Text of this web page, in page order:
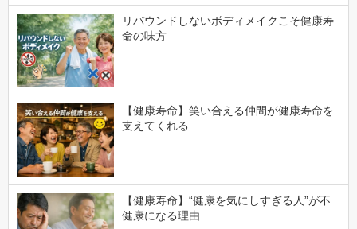
リバウンドしないボディメイクこそ健康寿
命の味方
【健康寿命】笑い合える仲間が健康寿命を
支えてくれる
【健康寿命】“健康を気にしすぎる人”が不
健康になる理由